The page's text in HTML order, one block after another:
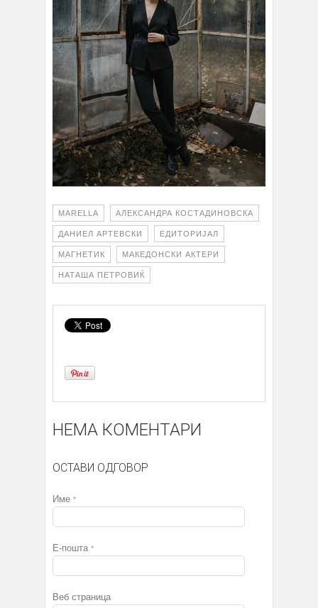
MARELLA АЛЕКСАНДРА КОСТАДИНОВСКА
ДАНИЕЛ АРТЕВСКИ ЕДИТОРИЈАЛ
МАГНЕТИК МАКЕДОНСКИ АКТЕРИ
НАТАША ПЕТРОВИЌ
НЕМА КОМЕНТАРИ
ОСТАВИ ОДГОВОР
Име *
Е-пошта *
Веб страница